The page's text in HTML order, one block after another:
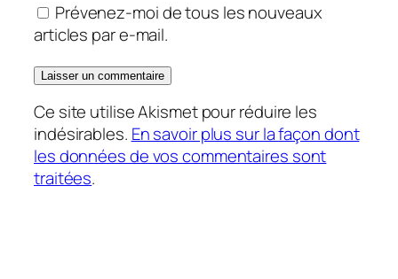
Prévenez-moi de tous les nouveaux
articles par e-mail.
Ce site utilise Akismet pour réduire les
indésirables. En savoir plus sur la façon dont
les données de vos commentaires sont
traitées.